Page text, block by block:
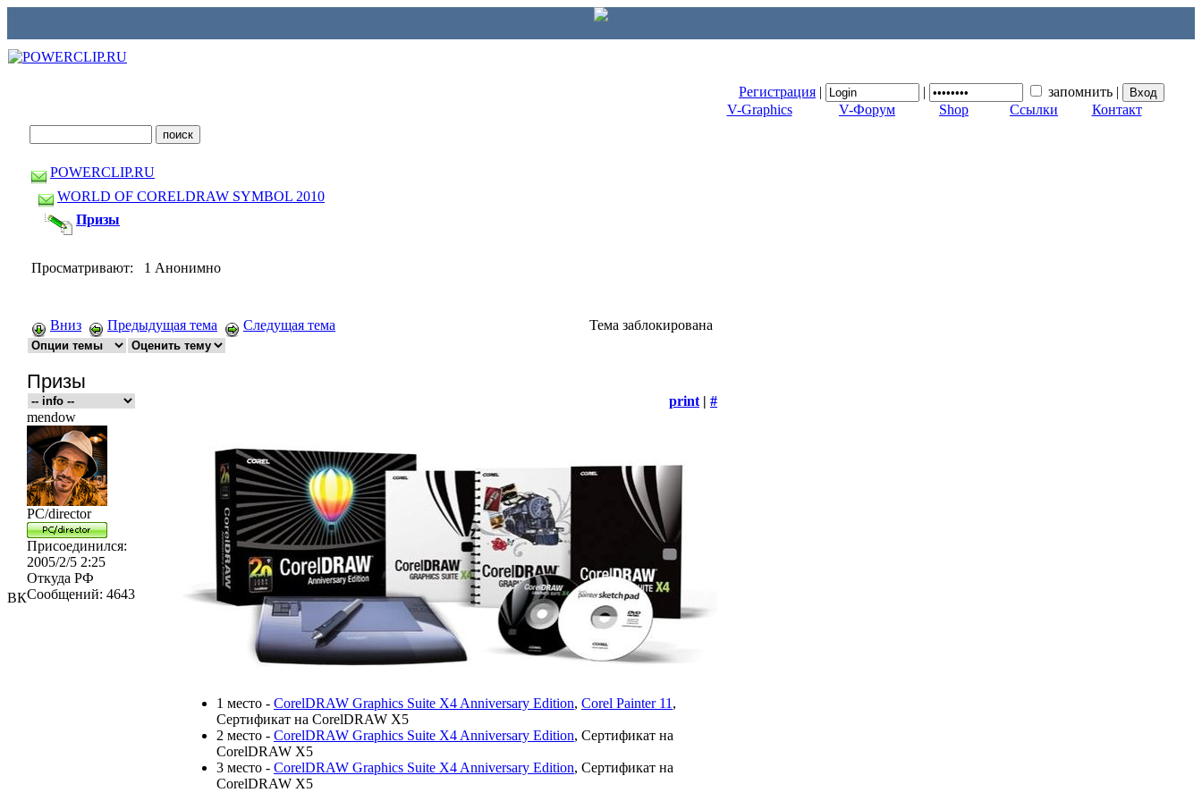
Регистрация | | запомнить |
V-Graphics
V-Форум Shop Ссылки Контакт
ВК
POWERCLIP.RU
WORLD OF CORELDRAW SYMBOL 2010
Призы
Просматривают: 1 Анонимно
Вниз Предыдущая тема Следущая тема Тема заблокирована
Призы
print | #
mendow
PC/director
Присоединился:
2005/2/5 2:25
Откуда РФ
Сообщений: 4643
1 место - CorelDRAW Graphics Suite X4 Anniversary Edition, Corel Painter 11 ,
Сертификат на CorelDRAW X5
2 место - CorelDRAW Graphics Suite X4 Anniversary Edition, Сертификат на
CorelDRAW X5
3 место - CorelDRAW Graphics Suite X4 Anniversary Edition, Сертификат на
CorelDRAW X5